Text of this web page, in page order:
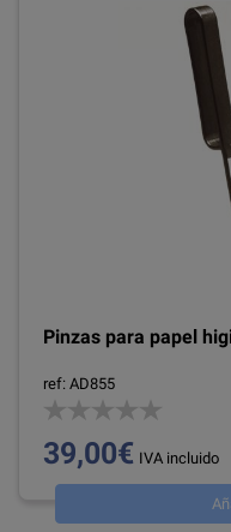
Pinzas para papel
ref: AD855
39,00€ IVA incluido